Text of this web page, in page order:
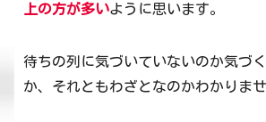
上の方が多いように思います。
待ちの列に気づいていないのか気づ
か、それともわざとなのかわかりま